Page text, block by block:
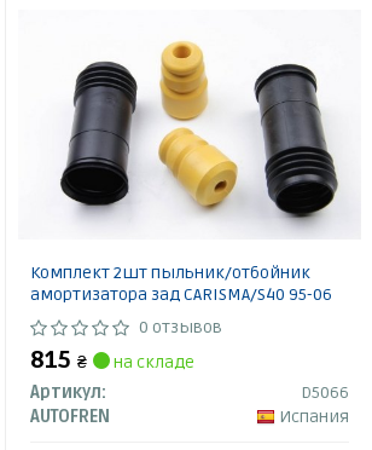
Комплект 2шт пыльник/отбойник
амортизатора зад CARISMA/S40 95-06
0 отзывов
815₴
на складе
Артикул:
D5066
AUTOFREN
Испания